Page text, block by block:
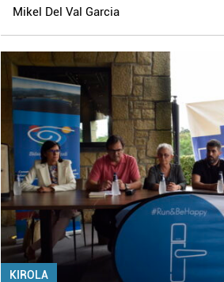
Mikel Del Val Garcia
KIROLA